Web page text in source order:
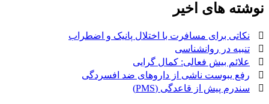
نوشته های اخیر
نکاتی برای مسافرت با اختلال پانیک و اضطراب
تنبیه در روانشناسی
علائم بیش فعالی: کمال گرایی
رفع یبوست ناشی از داروهای ضد افسردگی
سندرم پیش از قاعدگی (PMS)